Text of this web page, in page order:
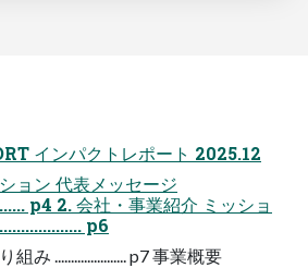
インパクトレポート 2025.12
ョン 代表メッセージ
p4 2. 会社・事業紹介 ミッショ
p6
み ...................... p7 事業概要